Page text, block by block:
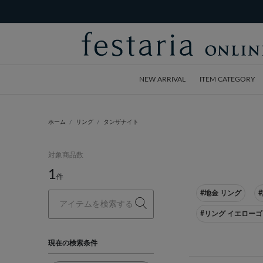
NEW ARRIVAL ITEM CATEGORY
ホーム リング タンザナイト
対象商品数
1件
現在の検索条件
#地金 リング
#リング イエロー